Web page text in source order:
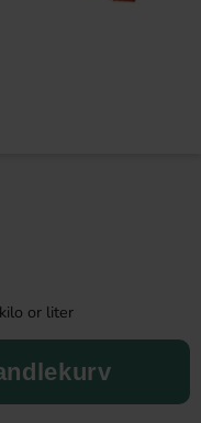
or liter